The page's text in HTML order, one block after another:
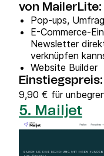
von MailerLite:
Pop-ups,
E-Commerce-
Newsletter
verknüpfen
Website Builder
Einstiegspreis:
9,90 € für
5. Mailjet